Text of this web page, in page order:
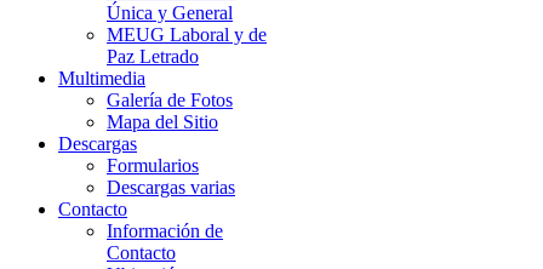
Única y General
MEUG Laboral y de
Paz Letrado
Multimedia
Galería de Fotos
Mapa del Sitio
Descargas
Formularios
Descargas varias
Contacto
Información de
Contacto